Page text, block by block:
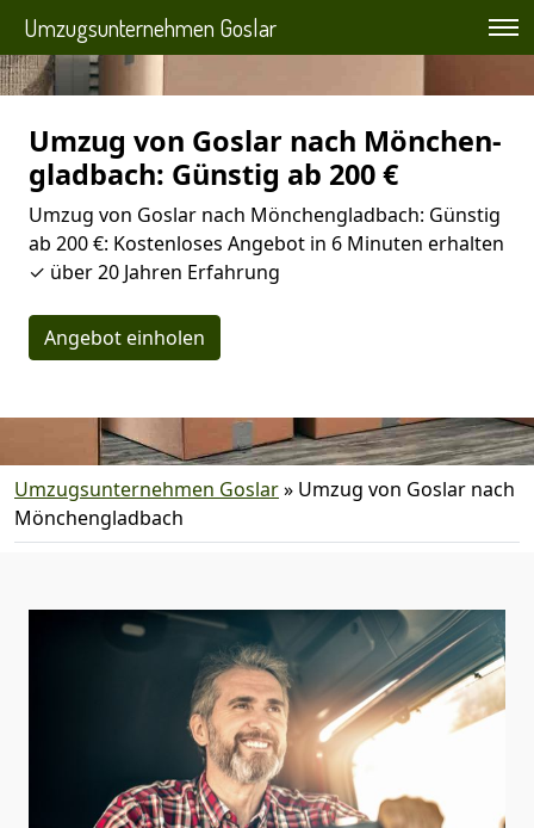
Umzugsunternehmen Goslar
Umzug von Goslar nach Mönchen­
gladbach: Günstig ab 200 €
Umzug von Goslar nach Mönchen­gladbach: Günstig
ab 200 €: Kostenloses Angebot in 6 Minuten erhalten
✓ über 20 Jahren Erfahrung
Angebot einholen
Umzugsunternehmen Goslar» Umzug von Goslar nach
Mönchen­gladbach